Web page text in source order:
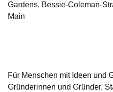
Gardens, Bessie-Coleman-
Main
Für Menschen mit Ideen und
Gründerinnen und Gründer,